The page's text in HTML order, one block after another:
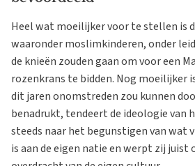
Heel wat moeilijker voor te stellen is
waaronder moslimkinderen, onder
de knieën zouden gaan om voor een
rozenkrans te bidden. Nog moeilijker
dit jaren onomstreden zou kunnen
benadrukt, tendeert de ideologie
steeds naar het begunstigen van wat
is aan de eigen natie en werpt zij juist